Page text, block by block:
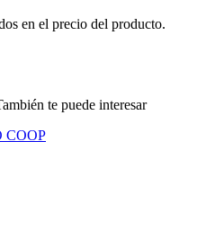
en el precio del producto.